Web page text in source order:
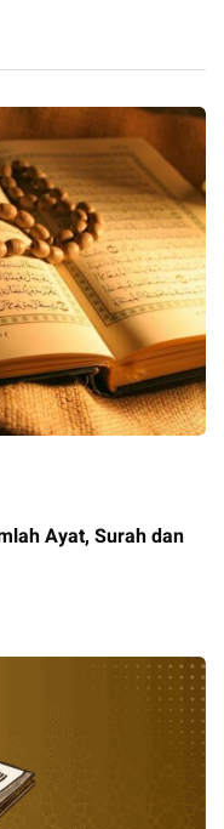
Ayat, Surah dan